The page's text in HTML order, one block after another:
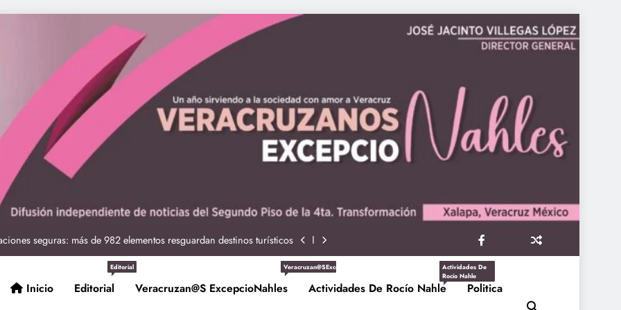
seguras: más de 982 elementos resguardan destinos turísticos
Nahle a la presidenta Claudia Sheinbaum en graduación de cadetes
de policías con vocación de servicio y cercanía ciudadana: SSP
Entrega Gobernadora 5 mil apoyos a la Palabra y a la Familia
Inicio Editorial
Editorial
Veracruzan@s ExcepcioNahles
Veracruzan@sExcepcioNahles
Actividades De Rocío Nahle
Actividades De
Rocío Nahle
Politica